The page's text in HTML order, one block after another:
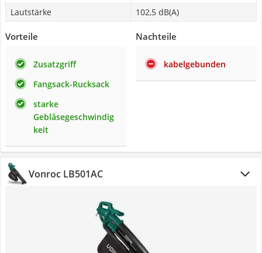
Lautstärke ‎102,5 dB(A)
Vorteile
Zusatzgriff
Fangsack-Rucksack
starke
Gebläsegeschwindig
keit
Nachteile
kabelgebunden
Vonroc LB501AC